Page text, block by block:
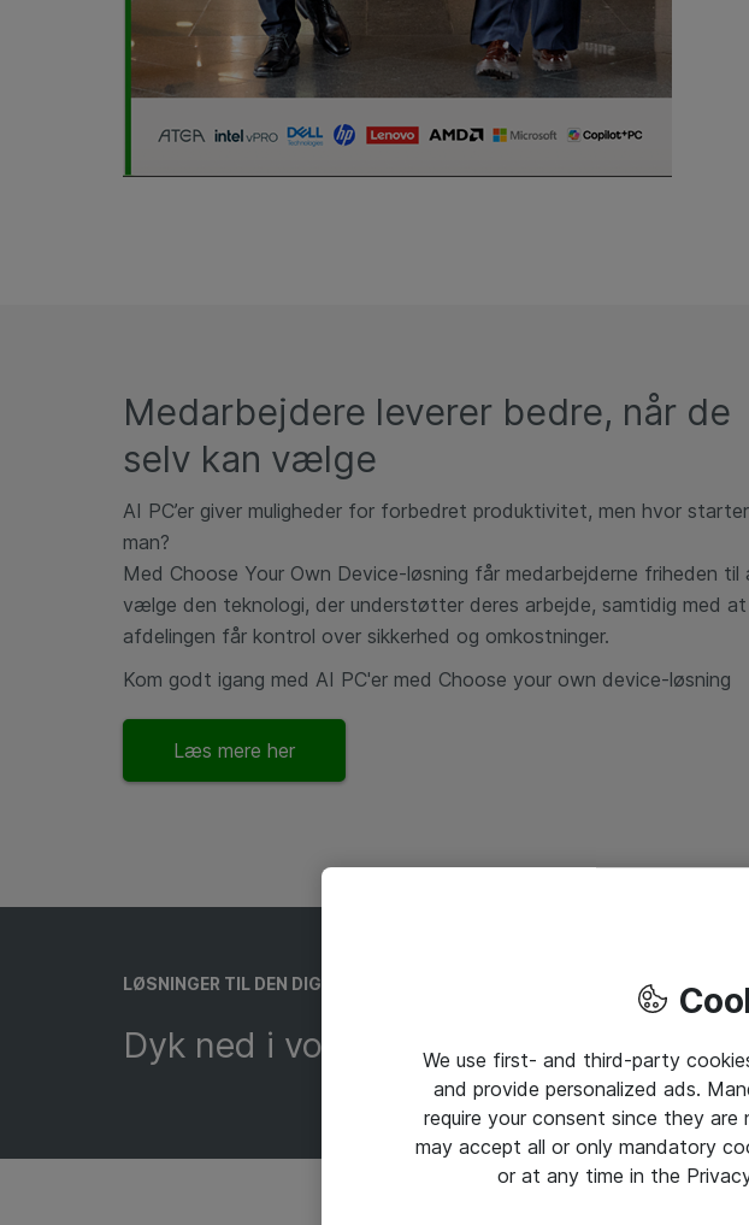
Medarbejdere leverer bedre, når de
selv kan vælge
AI PC’er giver muligheder for forbedret produktivitet, men hvor starter
man?
Med Choose Your Own Device-løsning får medarbejderne friheden til
vælge den teknologi, der understøtter deres arbejde, samtidig med
afdelingen får kontrol over sikkerhed og omkostninger.
Kom godt igang med AI PC'er med Choose your own device-løsning
Læs mere her
LØSNINGER TIL DEN DIGITALE ARBEJDPLADS​
Dyk ned i vores univers for den
We use first- and third-party
and provide personalized ads.
require your consent since they
may accept all or only mandatory
or at any time in the